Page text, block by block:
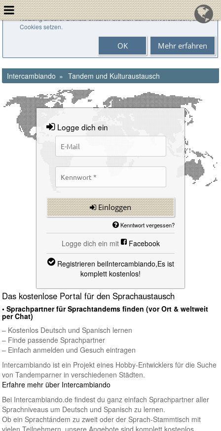
Cookies helfen uns bei der Bereitstellung unserer Dienste. Durch die
Nutzung unserer Dienste erklären Sie sich damit einverstanden, dass wir
Cookies setzen.
OK Mehr erfahren
Intercambiando Tandem und Kulturaustausch
Logge dich ein
Einloggen
Kenntwort vergessen?
Logge dich ein mit Facebook
Registrieren beiIntercambiando,Es ist
komplett kostenlos!
Das kostenlose Portal für den Sprachaustausch
• Sprachpartner für Sprachtandems finden (vor Ort & weltweit
per Chat)
– Kostenlos Deutsch und Spanisch lernen
– Finde passende Sprachpartner
– Einfach anmelden und Gesuch eintragen
Intercambiando ist ein Projekt eines Hobby-Entwicklers für die Suche
von Tandemparner in verschiedenen Städten.
Erfahre mehr über Intercambiando
Bei Intercambiando.de findest du ganz einfach Sprachpartner aller
Sprachniveaus um Deutsch und Spanisch zu lernen.
Ob ein Sprachtándem zu zweit oder der Sprach-Stammtisch mit
vielen Teilnehmern, unsere Angebote sind komplett kostenlos.